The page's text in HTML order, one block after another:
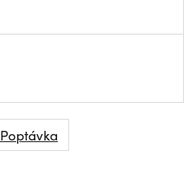
Poptávka